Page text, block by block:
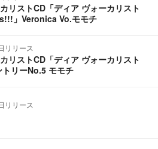
リストCD「ディア ヴォーカリスト
」Veronica Vo.モモチ
リリース
リストCD「ディア ヴォーカリスト
リーNo.5 モモチ
リリース